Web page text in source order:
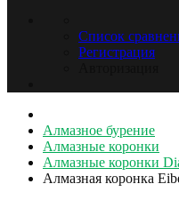
Список
Регистрация
Алмазное бурение
Алмазные коронки
Алмазные коронки
Алмазная коронка